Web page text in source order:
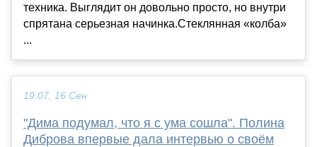
техника. Выглядит он довольно просто, но внутри
спрятана серьезная начинка.Стеклянная «колба»
...
19:07, 16 Сен
"Дима подумал, что я с ума сошла". Полина
Диброва впервые дала интервью о своём